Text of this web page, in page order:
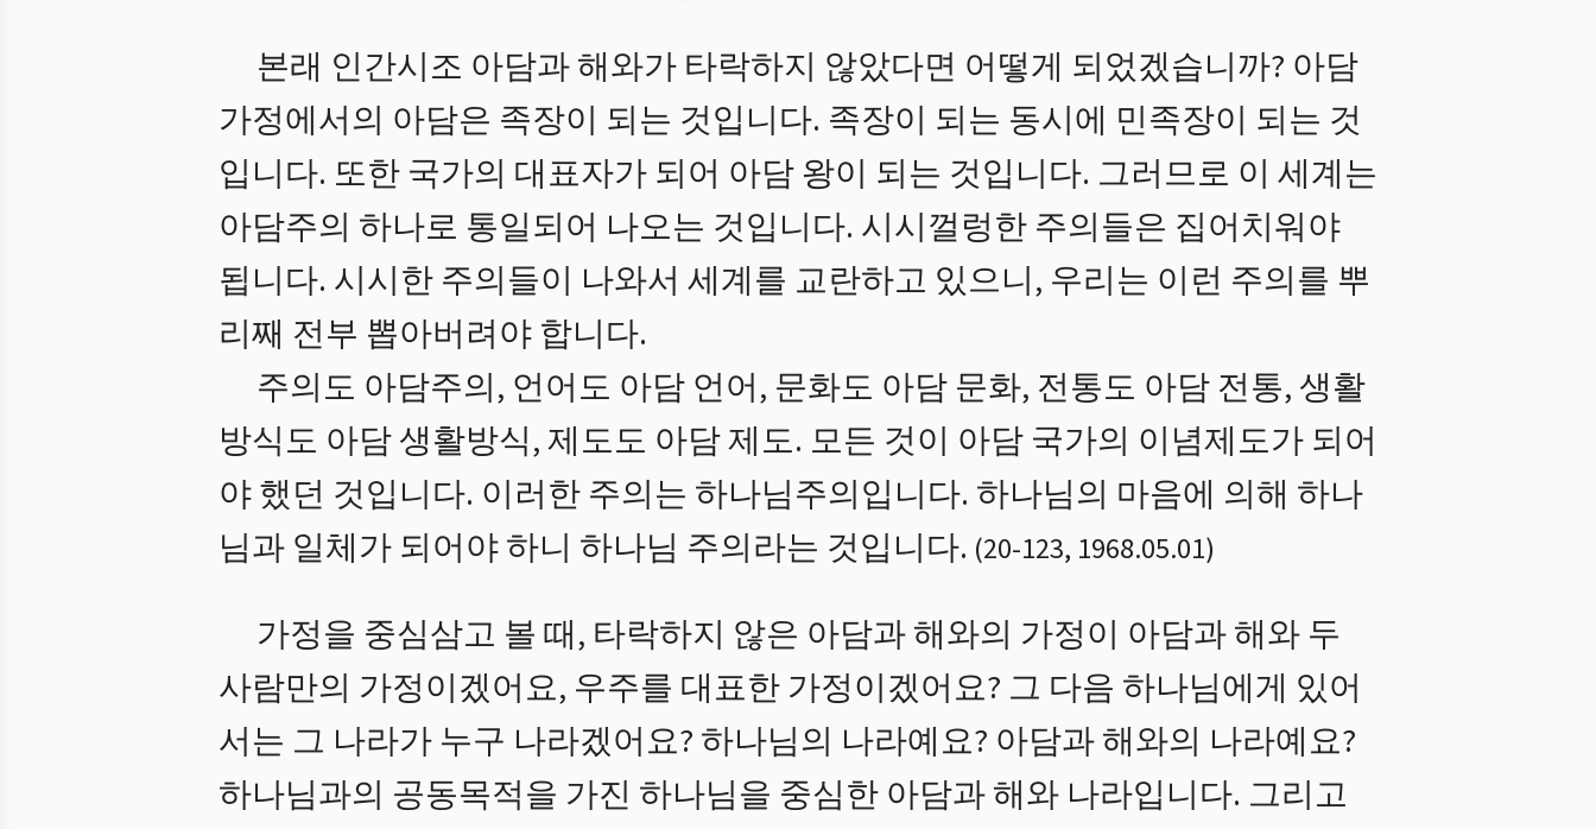
본래 인간시조 아담과 해와가 타락하지 않았다면 어떻게 되었겠습니까? 아담
가정에서의 아담은 족장이 되는 것입니다. 족장이 되는 동시에 민족장이 되는 것
입니다. 또한 국가의 대표자가 되어 아담 왕이 되는 것입니다. 그러므로 이 세계는
아담주의 하나로 통일되어 나오는 것입니다. 시시껄렁한 주의들은 집어치워야
됩니다. 시시한 주의들이 나와서 세계를 교란하고 있으니, 우리는 이런 주의를 뿌
리째 전부 뽑아버려야 합니다.
주의도 아담주의, 언어도 아담 언어, 문화도 아담 문화, 전통도 아담 전통, 생활
방식도 아담 생활방식, 제도도 아담 제도. 모든 것이 아담 국가의 이념제도가 되어
야 했던 것입니다. 이러한 주의는 하나님주의입니다. 하나님의 마음에 의해 하나
님과 일체가 되어야 하니 하나님 주의라는 것입니다. (20-123, 1968.05.01)
가정을 중심삼고 볼 때, 타락하지 않은 아담과 해와의 가정이 아담과 해와 두
사람만의 가정이겠어요, 우주를 대표한 가정이겠어요? 그 다음 하나님에게 있어
서는 그 나라가 누구 나라겠어요? 하나님의 나라예요? 아담과 해와의 나라예요?
하나님과의 공동목적을 가진 하나님을 중심한 아담과 해와 나라입니다. 그리고